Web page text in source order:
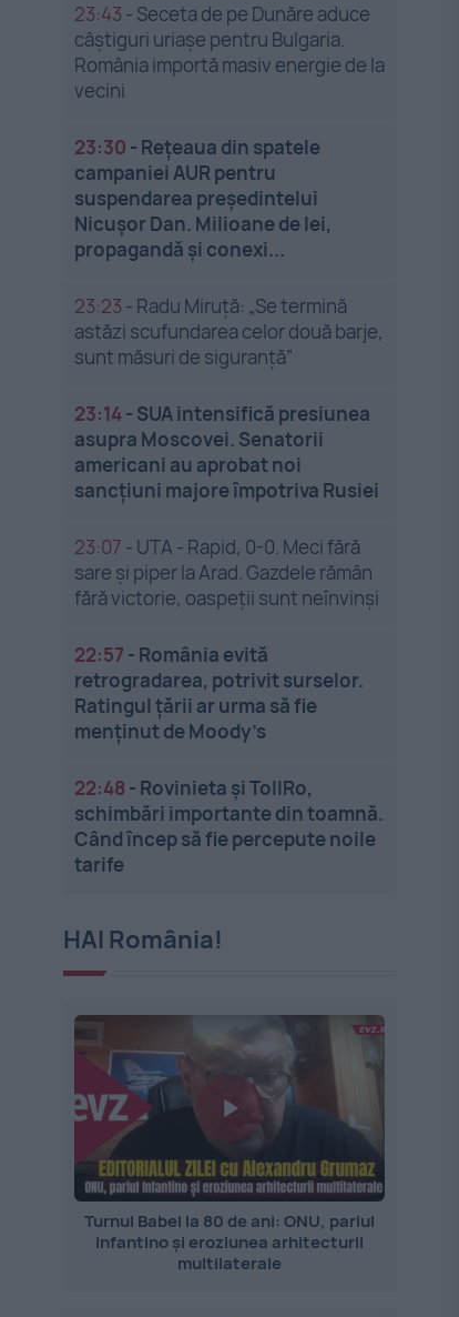
23:43 - Seceta de pe Dunăre aduce
câștiguri uriașe pentru Bulgaria.
România importă masiv energie de la
vecini
23:30 - Rețeaua din spatele
campaniei AUR pentru
suspendarea președintelui
Nicușor Dan. Milioane de lei,
propagandă și conexi...
23:23 - Radu Miruță: „Se termină
astăzi scufundarea celor două barje,
sunt măsuri de siguranţă”
23:14- SUA intensifică presiunea
asupra Moscovei. Senatorii
americani au aprobat noi
sancțiuni majore împotriva Rusiei
23:07 - UTA - Rapid, 0-0. Meci fără
sare și piper la Arad. Gazdele rămân
fără victorie, oaspeții sunt neînvinși
22:57 - România evită
retrogradarea, potrivit surselor.
Ratingul țării ar urma să fie
menținut de Moody’s
22:48 - Rovinieta și TollRo,
schimbări importante din toamnă.
Când încep să fie percepute noile
tarife
HAI România!
Turnul Babel la 80 de ani: ONU, pariul
Infantino și eroziunea arhitecturii
multilaterale